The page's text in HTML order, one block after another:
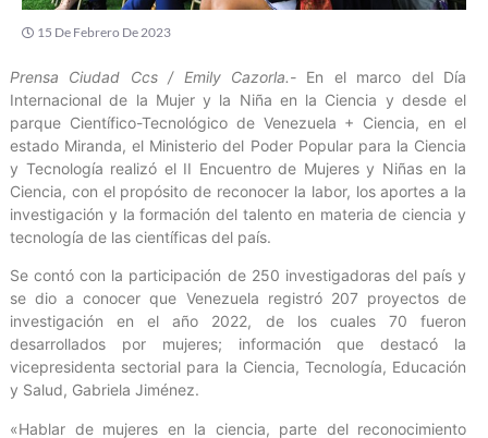
15 De Febrero De 2023
Prensa Ciudad Ccs / Emily Cazorla.- En el marco del Día
Internacional de la Mujer y la Niña en la Ciencia y desde el
parque Científico-Tecnológico de Venezuela + Ciencia, en el
estado Miranda, el Ministerio del Poder Popular para la Ciencia
y Tecnología realizó el II Encuentro de Mujeres y Niñas en la
Ciencia, con el propósito de reconocer la labor, los aportes a la
investigación y la formación del talento en materia de ciencia y
tecnología de las científicas del país.
Se contó con la participación de 250 investigadoras del país y
se dio a conocer que Venezuela registró 207 proyectos de
investigación en el año 2022, de los cuales 70 fueron
desarrollados por mujeres; información que destacó la
vicepresidenta sectorial para la Ciencia, Tecnología, Educación
y Salud, Gabriela Jiménez.
«Hablar de mujeres en la ciencia, parte del reconocimiento